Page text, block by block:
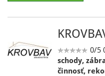
0/5
schody,
činnosť,